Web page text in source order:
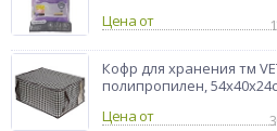
Цена от
Кофр для хранения тм
полипропилен,
Цена от